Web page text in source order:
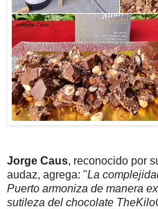
Jorge Caus, reconocido por
audaz, agrega: "La
Puerto armoniza de manera
sutileza del chocolate